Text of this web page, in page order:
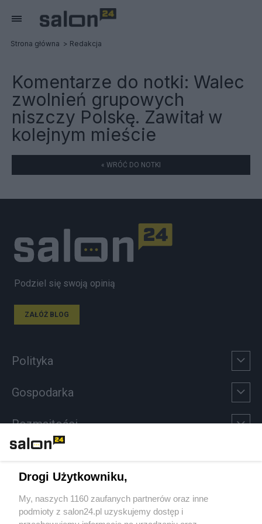
Strona główna Redakcja
Komentarze do notki: Walec
zwolnień grupowych
niszczy Polskę. Zawitał w
kolejnym mieście
« WRÓĆ DO NOTKI
Podziel się swoją opinią
ZAŁÓŻ BLOG
Polityka
Gospodarka
Rozmaitości
Sport
Społeczeństwo
Drogi Użytkowniku,
My, naszych 1160 zaufanych partnerów oraz inne
podmioty z salon24.pl uzyskujemy dostęp i